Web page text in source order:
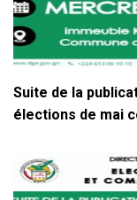
Suite de la
élections de mai